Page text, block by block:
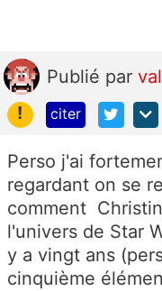
Publié par
!
citer
Perso j'ai
regardant on se
comment
l'univers de Star
y a vingt ans
cinquième